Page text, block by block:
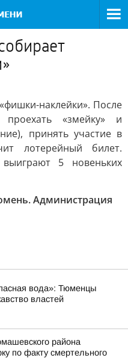
наклейки». После
«змейку» и
принять участие в
лотерейный билет.
5 новеньких
Администрация
вода»: Тюменцы
властей
района
по факту смертельного